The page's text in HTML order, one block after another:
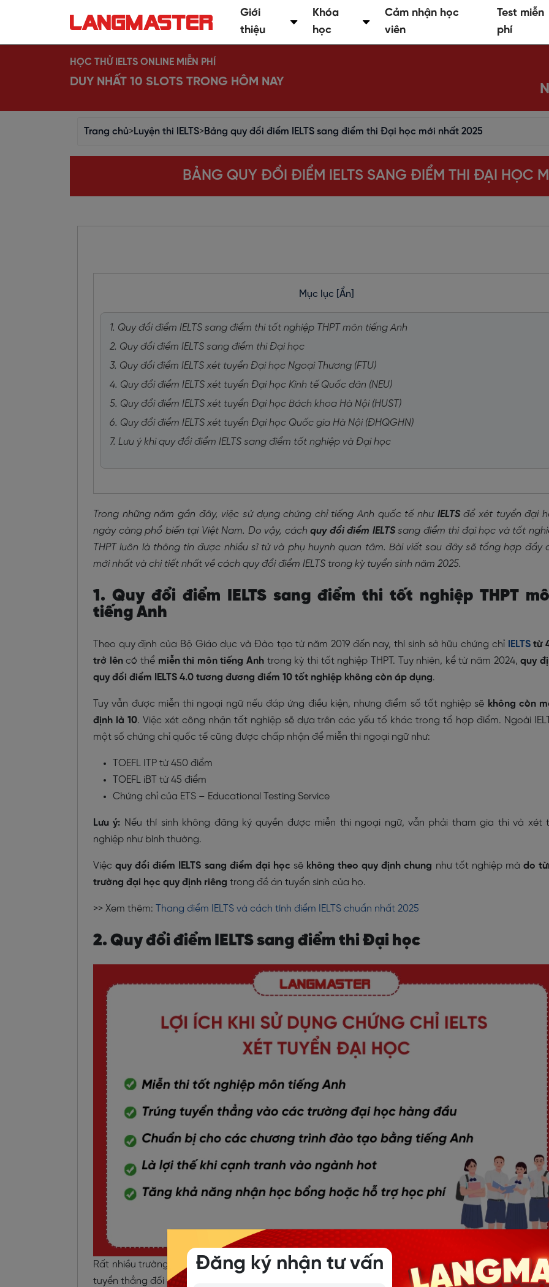
Giới
thiệu
Khóa
học
Cảm nhận học
viên
Test miễn
phí
HỌC THỬ IELTS ONLINE MIỄN PHÍ
DUY NHẤT 10 SLOTS TRONG HÔM NAY
Trang chủ>Luyện thi IELTS>Bảng quy đổi điểm IELTS sang điểm thi Đại học mới nhất 2025
BẢNG QUY ĐỔI ĐIỂM IELTS SANG ĐIỂM THI ĐẠI HỌC
Mục lục [Ẩn]
1. Quy đổi điểm IELTS sang điểm thi tốt nghiệp THPT môn tiếng Anh
2. Quy đổi điểm IELTS sang điểm thi Đại học
3. Quy đổi điểm IELTS xét tuyển Đại học Ngoại Thương (FTU)
4. Quy đổi điểm IELTS xét tuyển Đại học Kinh tế Quốc dân (NEU)
5. Quy đổi điểm IELTS xét tuyển Đại học Bách khoa Hà Nội (HUST)
6. Quy đổi điểm IELTS xét tuyển Đại học Quốc gia Hà Nội (ĐHQGHN)
7. Lưu ý khi quy đổi điểm IELTS sang điểm tốt nghiệp và Đại học
Trong những năm gần đây, việc sử dụng chứng chỉ tiếng Anh quốc tế như IELTSđể xét tuyển đại
ngày càng phổ biến tại Việt Nam. Do vậy, cáchquy đổi điểm IELTSsang điểm thi đại học và tốt
THPT luôn là thông tin được nhiều sĩ tử và phụ huynh quan tâm. Bài viết sau đây sẽ tổng hợp đầy
mới nhất và chi tiết nhất về cách quy đổi điểm IELTS trong kỳ tuyển sinh năm 2025.
1. Quy đổi điểm IELTS sang điểm thi tốt nghiệp THPT
tiếng Anh
Theo quy định của Bộ Giáo dục và Đào tạo từ năm 2019 đến nay, thí sinh sở hữu chứng chỉ IELTStừ
trở lêncó thể miễn thi môn tiếng Anh trong kỳ thi tốt nghiệp THPT. Tuy nhiên, kể từ năm 2024,quy
quy đổi điểm IELTS 4.0 tương đương điểm 10 tốt nghiệp không còn áp dụng.
Tuy vẫn được miễn thi ngoại ngữ nếu đáp ứng điều kiện, nhưng điểm số tốt nghiệp sẽ không còn
định là 10. Việc xét công nhận tốt nghiệp sẽ dựa trên các yếu tố khác trong tổ hợp điểm. Ngoài
một số chứng chỉ quốc tế cũng được chấp nhận để miễn thi ngoại ngữ như:
TOEFL ITP từ 450 điểm
TOEFL iBT từ 45 điểm
Chứng chỉ của ETS – Educational Testing Service
Lưu ý: Nếu thí sinh không đăng ký quyền được miễn thi ngoại ngữ, vẫn phải tham gia thi và xét
nghiệp như bình thường.
Việcquy đổi điểm IELTS sang điểm đại học sẽ không theo quy định chung như tốt nghiệp mà do
trường đại học quy định riêng trong đề án tuyển sinh của họ.
>> Xem thêm: Thang điểm IELTS và cách tính điểm IELTS chuẩn nhất 2025
2. Quy đổi điểm IELTS sang điểm thi Đại học
Rất nhiều trường Đại học hiện nay áp dụng cơ chế quy đổi điểm thi IELTS sang điểm thi tiếng Anh
tuyển thẳng đối với các thí sinh có điểm IELTS cao. Mức quy đổi điểm sẽ có sự khác nhau ở mỗi
Đăng ký nhận tư vấn